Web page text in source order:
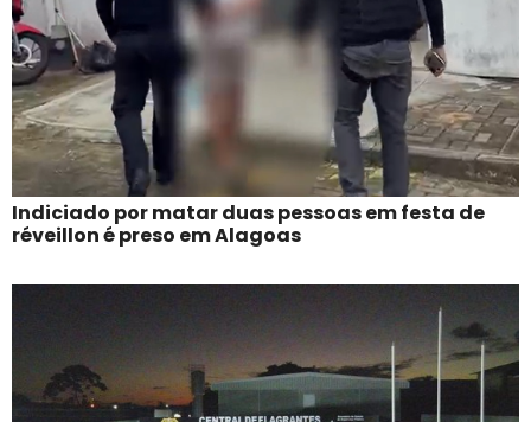
Indiciado por matar duas pessoas em festa de
réveillon é preso em Alagoas